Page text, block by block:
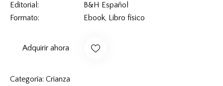
Editorial
B&H Español
Formato
Ebook, Libro físico
Adquirir ahora
Categoría: Crianza